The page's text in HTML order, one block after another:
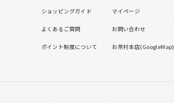
ショッピングガイド
よくあるご質問
ポイント制度について
マイページ
お問い合わせ
お茶村本店(GoogleMap)